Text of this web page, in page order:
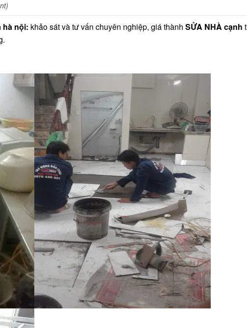
nội: khảo sát và tư vấn chuyên nghiệp, giá thành SỬA NHÀ cạnh